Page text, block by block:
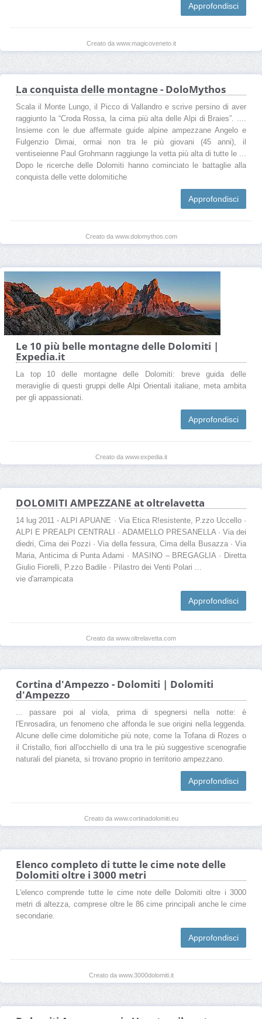
Approfondisci
Creato da www.magicoveneto.it
La conquista delle montagne - DoloMythos
Scala il Monte Lungo, il Picco di Vallandro e scrive persino di aver
raggiunto la “Croda Rossa, la cima più alta delle Alpi di Braies”. ....
Insieme con le due affermate guide alpine ampezzane Angelo e
Fulgenzio Dimai, ormai non tra le più giovani (45 anni), il
ventiseienne Paul Grohmann raggiunge la vetta più alta di tutte le ...
Dopo le ricerche delle Dolomiti hanno cominciato le battaglie alla
conquista delle vette dolomitiche
Approfondisci
Creato da www.dolomythos.com
Le 10 più belle montagne delle Dolomiti |
Expedia.it
La top 10 delle montagne delle Dolomiti: breve guida delle
meraviglie di questi gruppi delle Alpi Orientali italiane, meta ambita
per gli appassionati.
Approfondisci
Creato da www.expedia.it
DOLOMITI AMPEZZANE at oltrelavetta
14 lug 2011 - ALPI APUANE · Via Etica R!esistente, P.zzo Uccello ·
ALPI E PREALPI CENTRALI · ADAMELLO PRESANELLA · Via dei
diedri, Cima dei Pozzi · Via della fessura, Cima della Busazza · Via
Maria, Anticima di Punta Adami · MASINO – BREGAGLIA · Diretta
Giulio Fiorelli, P.zzo Badile · Pilastro dei Venti Polari ...
vie d'arrampicata
Approfondisci
Creato da www.oltrelavetta.com
Cortina d'Ampezzo - Dolomiti | Dolomiti
d'Ampezzo
... passare poi al viola, prima di spegnersi nella notte: è
l'Enrosadira, un fenomeno che affonda le sue origini nella leggenda.
Alcune delle cime dolomitiche più note, come la Tofana di Rozes o
il Cristallo, fiori all'occhiello di una tra le più suggestive scenografie
naturali del pianeta, si trovano proprio in territorio ampezzano.
Approfondisci
Creato da www.cortinadolomiti.eu
Elenco completo di tutte le cime note delle
Dolomiti oltre i 3000 metri
L'elenco comprende tutte le cime note delle Dolomiti oltre i 3000
metri di altezza, comprese oltre le 86 cime principali anche le cime
secondarie.
Approfondisci
Creato da www.3000dolomiti.it